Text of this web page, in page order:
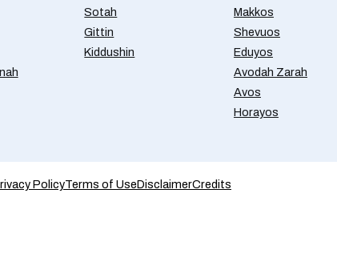
Sotah
Gittin
Kiddushin
Makkos
Shevuos
Eduyos
Avodah Zarah
Avos
Horayos
PolicyTerms of UseDisclaimerCredits